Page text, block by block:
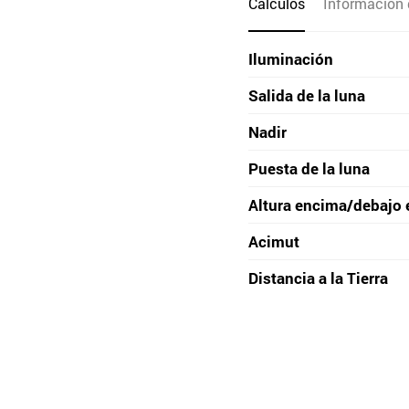
Iluminación
Salida de la luna
Nadir
Puesta de la luna
Altura encima/debajo
Acimut
Distancia a la Tierra